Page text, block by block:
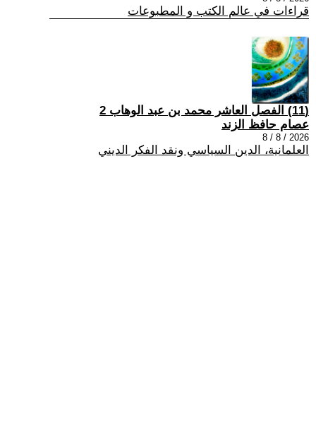
قراءات في عالم الكتب و المطبوعات
(11) الفصل العاشر محمد بن عبد الوهاب 2
عصام حافظ الزند
2026 / 8 / 8
العلمانية، الدين السياسي ونقد الفكر الديني